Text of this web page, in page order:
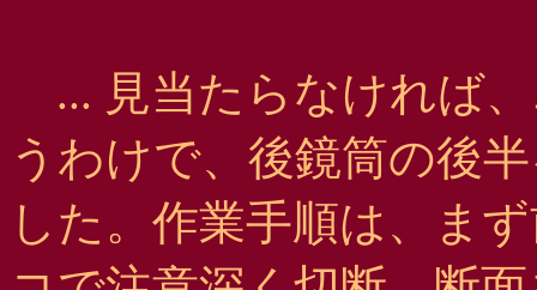
... 見当たらなければ
うわけで、後鏡筒の後
した。作業手順は、ま